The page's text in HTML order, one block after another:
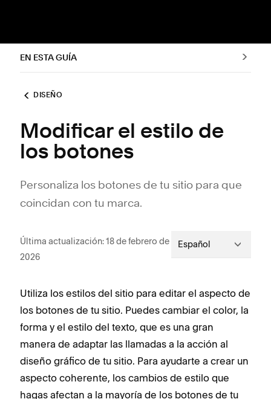
EN ESTA GUÍA
DISEÑO
Modificar el estilo de
los botones
Personaliza los botones de tu sitio para que
coincidan con tu marca.
Última actualización: 18 de febrero de
2026
Español
Utiliza los estilos del sitio para editar el aspecto de
los botones de tu sitio. Puedes cambiar el color, la
forma y el estilo del texto, que es una gran
manera de adaptar las llamadas a la acción al
diseño gráfico de tu sitio. Para ayudarte a crear un
aspecto coherente, los cambios de estilo que
hagas afectan a la mayoría de los botones de tu